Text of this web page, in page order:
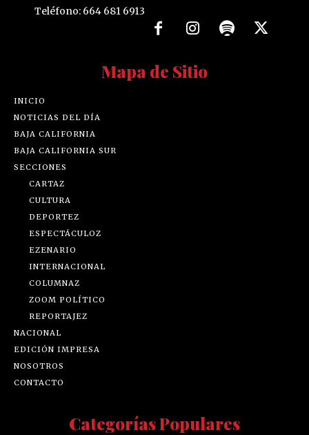
Teléfono: 664 681 6913
Mapa de Sitio
INICIO
NOTICIAS DEL DÍA
BAJA CALIFORNIA
BAJA CALIFORNIA SUR
SECCIONES
CARTAZ
CULTURA
DEPORTEZ
ESPECTÁCULOZ
EZENARIO
INTERNACIONAL
COLUMNAZ
ZOOM POLÍTICO
REPORTAJEZ
NACIONAL
EDICIÓN IMPRESA
NOSOTROS
CONTACTO
Categorías Populares